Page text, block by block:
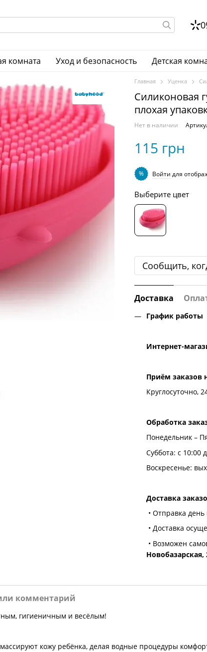
комната Уход и безопасность Детская
Главная Уценка
Силиконовая
плохая
Нет в наличии
115 грн
% Войти для
Выберите цвет
Сообщить,
Доставка
График работы
Интернет-
Приём заказов
Круглосуточно,
Обработка
Понедельник –
Суббота: с 10:00
Воскресенье:
Доставка
• Отправка
• Доставка
• Возможен
Новобазарская,
комментарий
гигиеничным и весёлым!
кожу ребёнка, делая водные процедуры